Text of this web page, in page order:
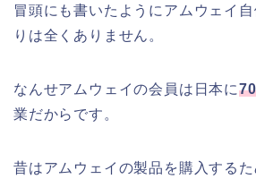
冒頭にも書いたようにアムウェイ
りは全くありません。
なんせアムウェイの会員は日本に
業だからです。
昔はアムウェイの製品を購入する